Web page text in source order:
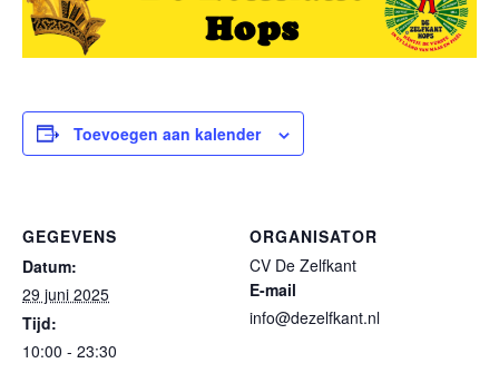
Toevoegen aan kalender
GEGEVENS
Datum:
29 juni 2025
Tijd:
10:00 - 23:30
ORGANISATOR
CV De Zelfkant
E-mail
info@dezelfkant.nl